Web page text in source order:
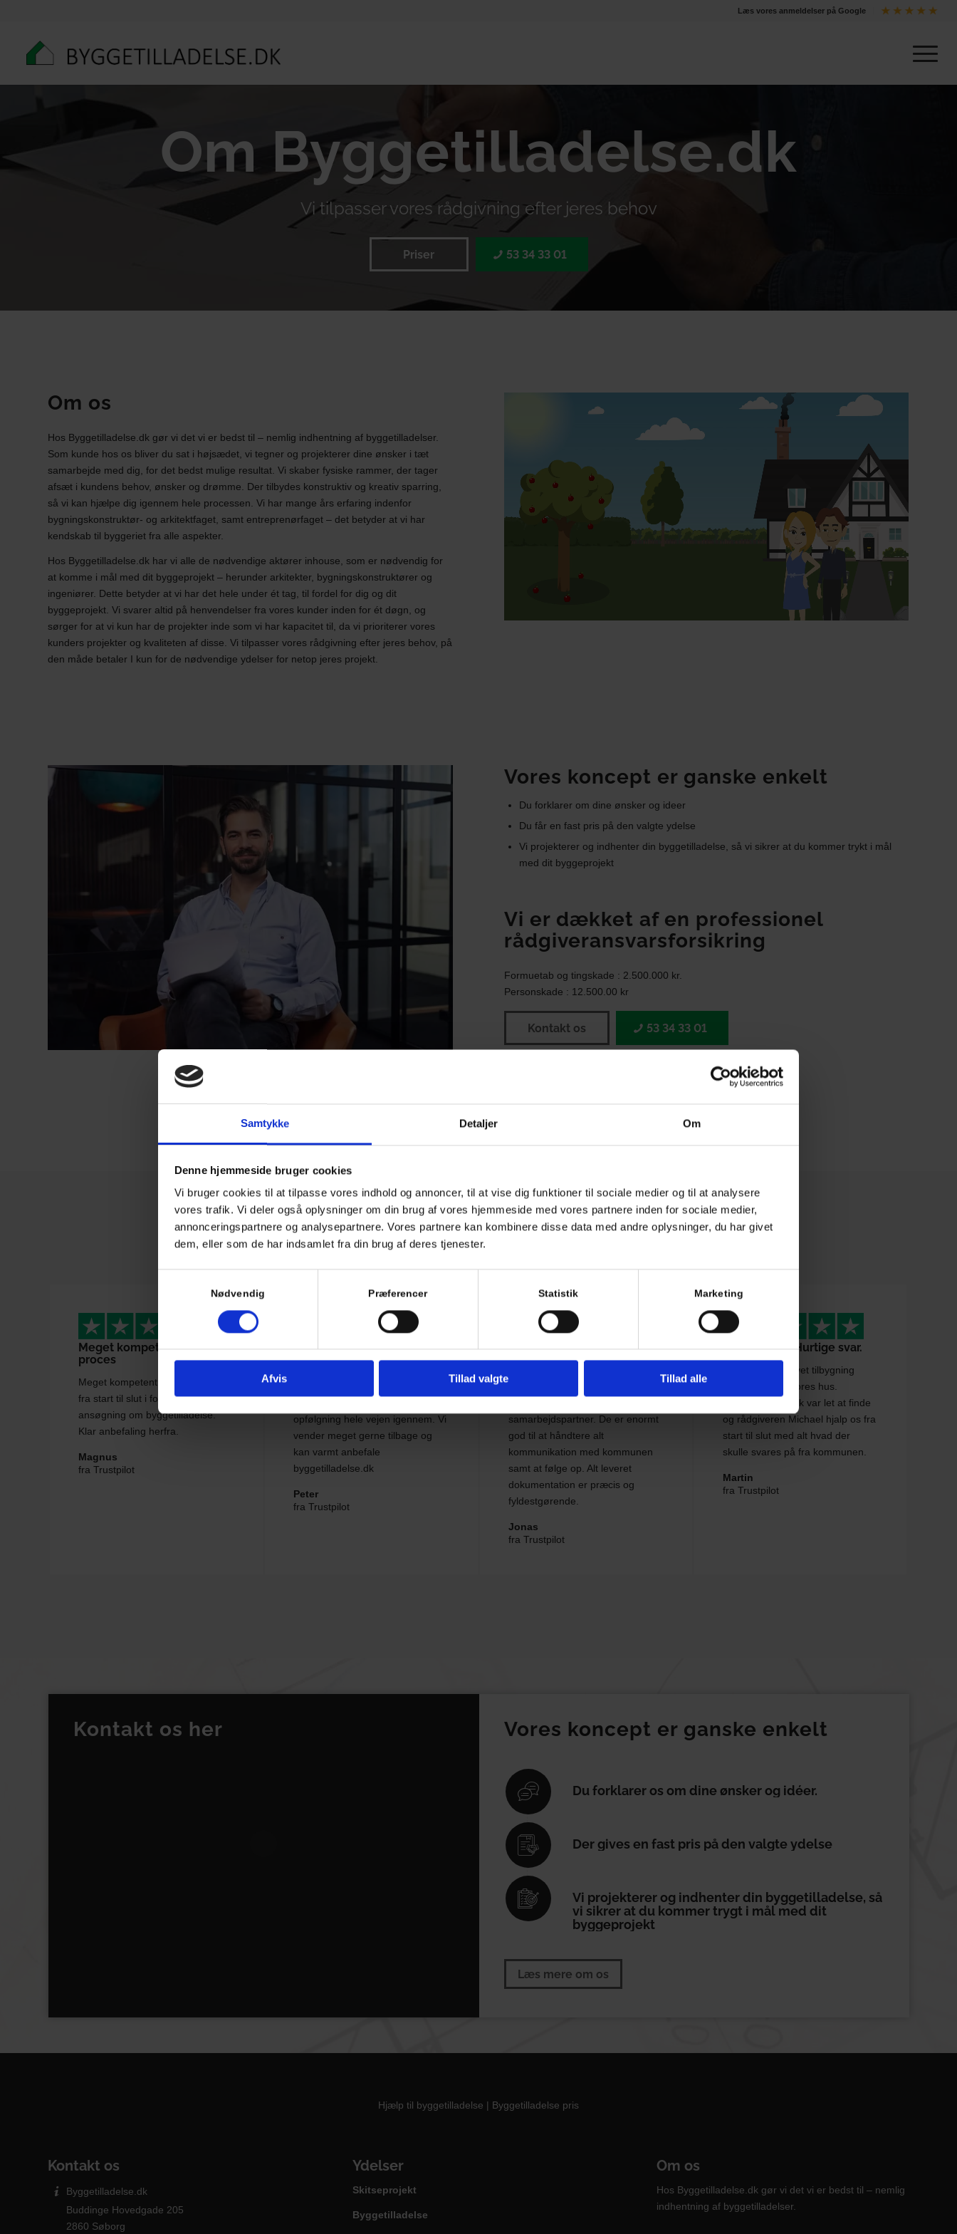
Samtykke Detaljer Om
Denne hjemmeside bruger cookies
Vi bruger cookies til at tilpasse vores indhold og annoncer, til at vise dig funktioner til sociale medier og til at analysere
vores trafik. Vi deler også oplysninger om din brug af vores hjemmeside med vores partnere inden for sociale medier,
annonceringspartnere og analysepartnere. Vores partnere kan kombinere disse data med andre oplysninger, du har givet
dem, eller som de har indsamlet fra din brug af deres tjenester.
Nødvendig Præferencer Statistik Marketing
Afvis Tillad valgte Tillad alle
Læs vores anmeldelser på Google
Om Byggetilladelse.dk
Vi tilpasser vores rådgivning efter jeres behov
Priser 53 34 33 01‬
Om os
Hos Byggetilladelse.dk gør vi det vi er bedst til – nemlig indhentning af byggetilladelser.
Som kunde hos os bliver du sat i højsædet, vi tegner og projekterer dine ønsker i tæt
samarbejde med dig, for det bedst mulige resultat. Vi skaber fysiske rammer, der tager
afsæt i kundens behov, ønsker og drømme. Der tilbydes konstruktiv og kreativ sparring,
så vi kan hjælpe dig igennem hele processen. Vi har mange års erfaring indenfor
bygningskonstruktør- og arkitektfaget, samt entreprenørfaget – det betyder at vi har
kendskab til byggeriet fra alle aspekter.
Hos Byggetilladelse.dk har vi alle de nødvendige aktører inhouse, som er nødvendig for
at komme i mål med dit byggeprojekt – herunder arkitekter, bygningskonstruktører og
ingeniører. Dette betyder at vi har det hele under ét tag, til fordel for dig og dit
byggeprojekt. Vi svarer altid på henvendelser fra vores kunder inden for ét døgn, og
sørger for at vi kun har de projekter inde som vi har kapacitet til, da vi prioriterer vores
kunders projekter og kvaliteten af disse. Vi tilpasser vores rådgivning efter jeres behov, på
den måde betaler I kun for de nødvendige ydelser for netop jeres projekt.
Vores koncept er ganske enkelt
Du forklarer om dine ønsker og ideer
Du får en fast pris på den valgte ydelse
Vi projekterer og indhenter din byggetilladelse, så vi sikrer at du kommer trykt i mål
med dit byggeprojekt
Vi er dækket af en professionel
rådgiveransvarsforsikring
Formuetab og tingskade : 2.500.000 kr.
Personskade : 12.500.00 kr
Kontakt os 53 34 33 01‬
Hvad siger vores kunder?
Se vores gode anmeldelser
Meget kompetent og god
proces
Meget kompetent og god proces
fra start til slut i forbindelse med
ansøgning om byggetilladelse.
Klar anbefaling herfra.
Magnus
fra Trustpilot
Super service og håndtering
opfølgning hele vejen igennem. Vi
vender meget gerne tilbage og
kan varmt anbefale
byggetilladelse.dk
Peter
fra Trustpilot
Varm anbefaling
samarbejdspartner. De er enormt
god til at håndtere alt
kommunikation med kommunen
samt at følge op. Alt leveret
dokumentation er præcis og
fyldestgørende.
Jonas
fra Trustpilot
God service. Hurtige svar.
Vi skulle have lavet tilbygning
samt kviste på vores hus.
Byggetilladelse.dk var let at finde
og rådgiveren Michael hjalp os fra
start til slut med alt hvad der
skulle svares på fra kommunen.
Martin
fra Trustpilot
Kontakt os her Vores koncept er ganske enkelt
Du forklarer os om dine ønsker og idéer.
Der gives en fast pris på den valgte ydelse
Vi projekterer og indhenter din byggetilladelse, så
vi sikrer at du kommer trygt i mål med dit
byggeprojekt
Læs mere om os
Hjælp til byggetilladelse | Byggetilladelse pris
Kontakt os
Byggetilladelse.dk
Buddinge Hovedgade 205
2860 Søborg
Ydelser
Skitseprojekt
Byggetilladelse
Om os
Hos Byggetilladelse.dk gør vi det vi er bedst til – nemlig
indhentning af byggetilladelser.